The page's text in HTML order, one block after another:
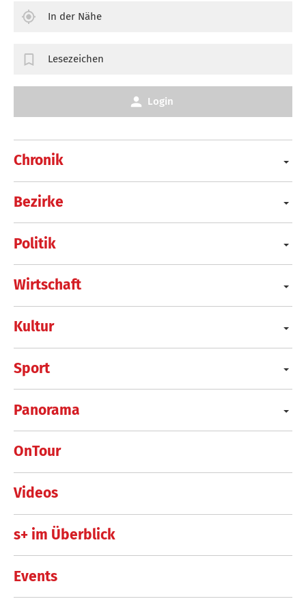
Chronik
Bezirke
Politik
Wirtschaft
Kultur
Sport
Panorama
OnTour
Videos
s+ im Überblick
Events
In der Nähe
Lesezeichen
Login